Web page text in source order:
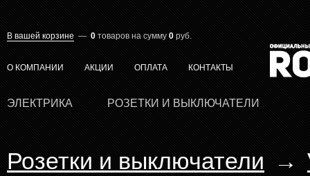
В вашей корзине — 0 товаров на сумму 0 руб.
О КОМПАНИИ АКЦИИ ОПЛАТА КОНТАКТЫ
ЭЛЕКТРИКА РОЗЕТКИ И ВЫКЛЮЧАТЕЛИ
Розетки и выключатели →